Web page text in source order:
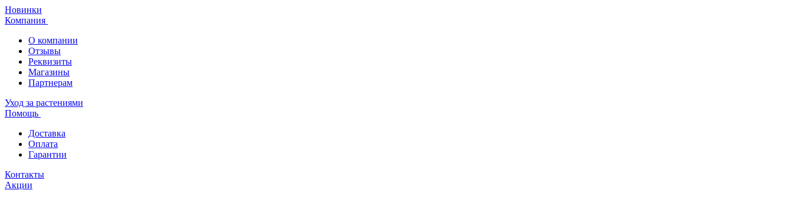
Новинки
Компания
О компании
Отзывы
Реквизиты
Магазины
Партнерам
Уход за растениями
Помощь
Доставка
Оплата
Гарантии
Контакты
Акции